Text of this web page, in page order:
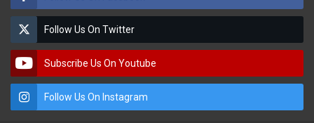
Follow Us On Twitter
Subscribe Us On Youtube
Follow Us On Instagram